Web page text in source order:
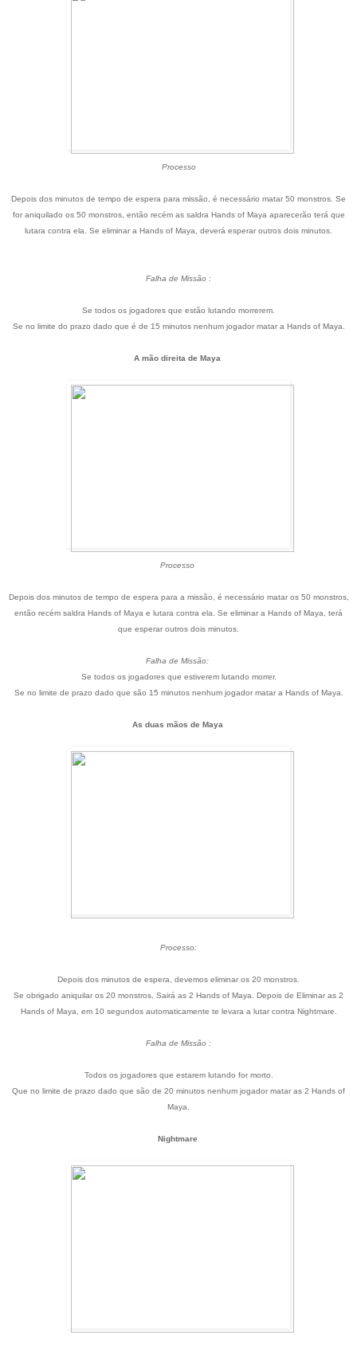
Processo
Depois dos minutos de tempo de espera para missão, é necessário matar 50 monstros. Se
for aniquilado os 50 monstros, então recém as saldra Hands of Maya aparecerão terá que
lutara contra ela. Se eliminar a Hands of Maya, deverá esperar outros dois minutos.
Falha de Missão :
Se todos os jogadores que estão lutando morrerem.
Se no limite do prazo dado que é de 15 minutos nenhum jogador matar a Hands of Maya.
A mão direita de Maya
Processo
Depois dos minutos de tempo de espera para a missão, é necessário matar os 50 monstros,
então recém saldra Hands of Maya e lutara contra ela. Se eliminar a Hands of Maya, terá
que esperar outros dois minutos.
Falha de Missão:
Se todos os jogadores que estiverem lutando morrer.
Se no limite de prazo dado que são 15 minutos nenhum jogador matar a Hands of Maya.
As duas mãos de Maya
Processo:
Depois dos minutos de espera, devemos eliminar os 20 monstros.
Se obrigado aniquilar os 20 monstros, Sairá as 2 Hands of Maya. Depois de Eliminar as 2
Hands of Maya, em 10 segundos automaticamente te levara a lutar contra Nightmare.
Falha de Missão :
Todos os jogadores que estarem lutando for morto.
Que no limite de prazo dado que são de 20 minutos nenhum jogador matar as 2 Hands of
Maya.
Nightmare